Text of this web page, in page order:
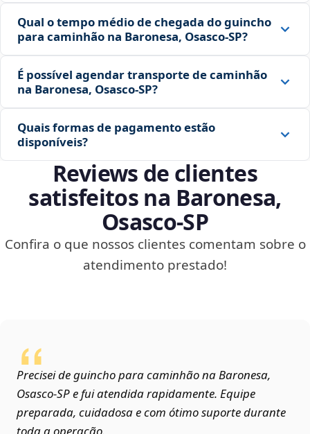
Qual o tempo médio de chegada do guincho
para caminhão na Baronesa, Osasco‑SP?
É possível agendar transporte de caminhão
na Baronesa, Osasco‑SP?
Quais formas de pagamento estão
disponíveis?
Reviews de clientes
satisfeitos na Baronesa,
Osasco‑SP
Confira o que nossos clientes comentam sobre o
atendimento prestado!
Precisei de guincho para caminhão na Baronesa,
Osasco‑SP e fui atendida rapidamente. Equipe
preparada, cuidadosa e com ótimo suporte durante